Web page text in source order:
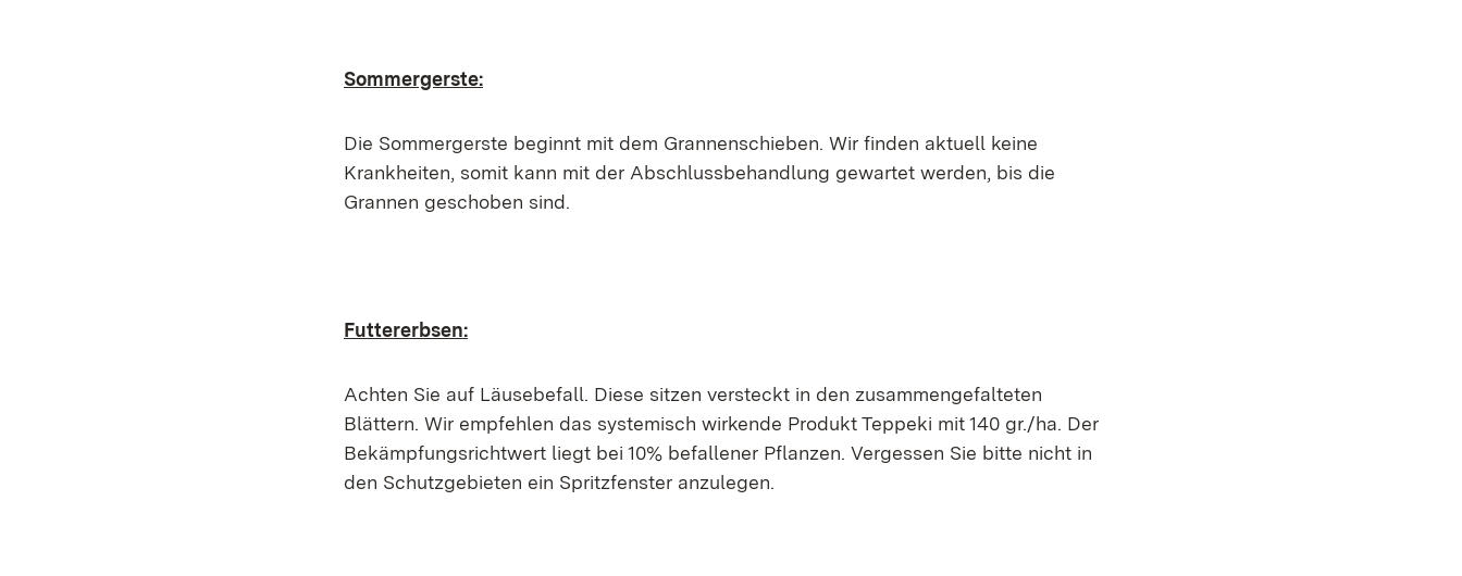
Sommergerste:
Die Sommergerste beginnt mit dem Grannenschieben. Wir finden aktuell keine
Krankheiten, somit kann mit der Abschlussbehandlung gewartet werden, bis die
Grannen geschoben sind.
Futtererbsen:
Achten Sie auf Läusebefall. Diese sitzen versteckt in den zusammengefalteten
Blättern. Wir empfehlen das systemisch wirkende Produkt Teppeki mit 140 gr./ha. Der
Bekämpfungsrichtwert liegt bei 10% befallener Pflanzen. Vergessen Sie bitte nicht in
den Schutzgebieten ein Spritzfenster anzulegen.